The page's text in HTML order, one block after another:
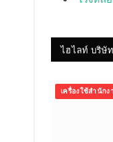
ไฮไลท์ บริษั
เครื่องใช้สำนัก